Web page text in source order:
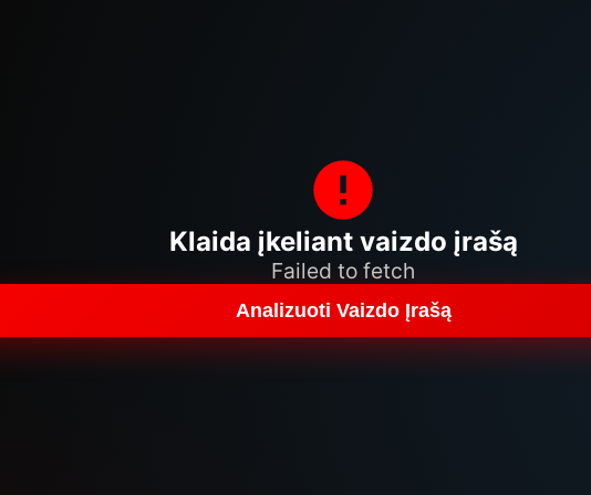
Klaida įkeliant vaizdo įrašą
Failed to fetch
Analizuoti Vaizdo Įrašą